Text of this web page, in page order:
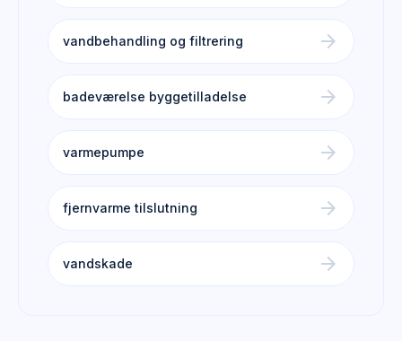
vandbehandling og filtrering arrow_forward
badeværelse byggetilladelse arrow_forward
varmepumpe arrow_forward
fjernvarme tilslutning arrow_forward
vandskade arrow_forward